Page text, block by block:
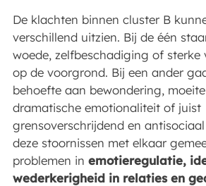
De klachten binnen cluster B
verschillend uitzien. Bij de één
woede, zelfbeschadiging of
op de voorgrond. Bij een ander
behoefte aan bewondering,
dramatische emotionaliteit of juist
grensoverschrijdend en
deze stoornissen met elkaar
problemen in emotieregulatie,
wederkerigheid in relaties en